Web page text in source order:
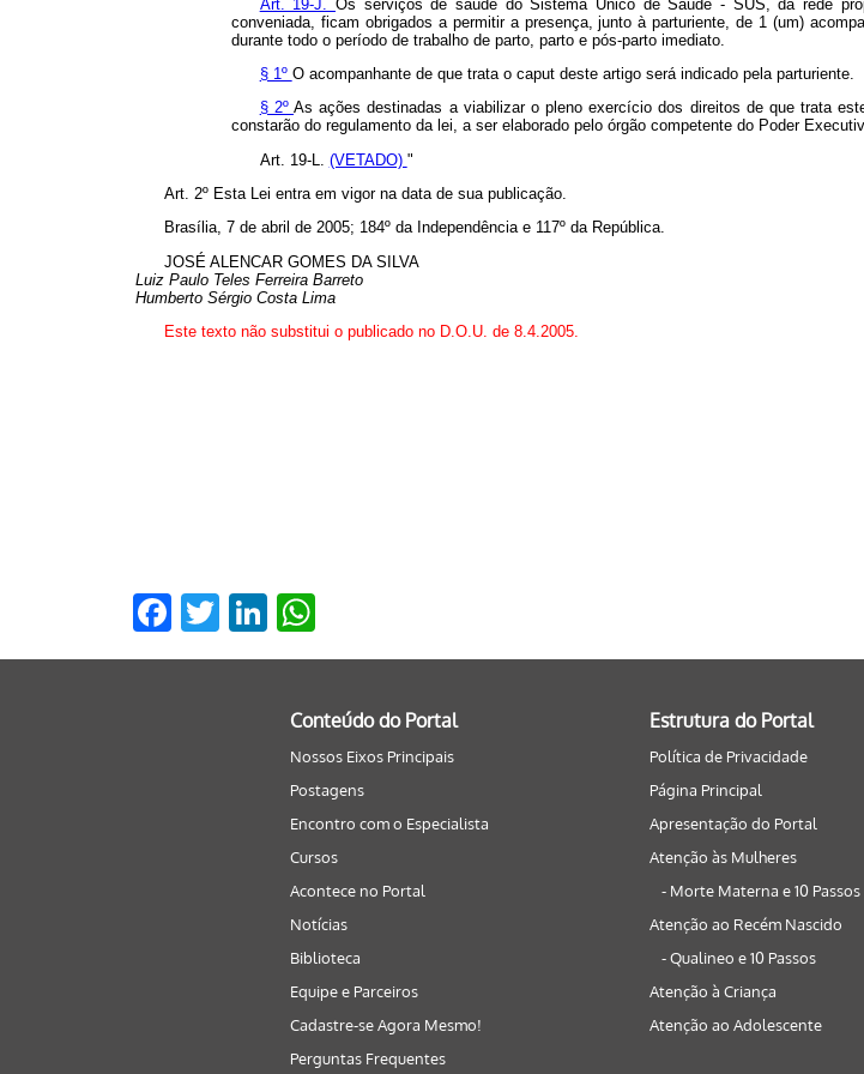
Facebook
TwitterLinkedIn
Conteúdo do Portal
Nossos Eixos Principais
Postagens
Encontro com o Especialista
Cursos
Acontece no Portal
Notícias
Biblioteca
Equipe e Parceiros
Cadastre-se Agora Mesmo!
Perguntas Frequentes
Estrutura do Portal
Política de Privacidade
Página Principal
Apresentação do Portal
Atenção às Mulheres
- Morte Materna e 10 Passos
Atenção ao Recém Nascido
- Qualineo e 10 Passos
Atenção à Criança
Atenção ao Adolescente